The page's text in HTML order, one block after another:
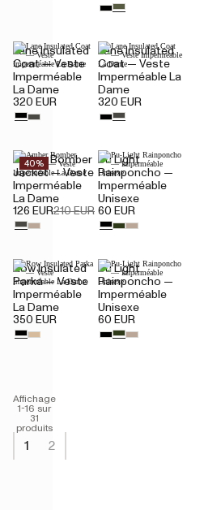
Lane Insulated
Coat — Veste
Imperméable
La Dame
320 EUR
Lane Insulated
Coat — Veste
Imperméable La
Dame
320 EUR
40%
Amber Bomber
Jacket — Veste
Imperméable
La Dame
126 EUR210 EUR
Pu Light
Rainponcho —
Imperméable
Unisexe
60 EUR
Row Insulated
Parka — Veste
Imperméable
La Dame
350 EUR
Pu Light
Rainponcho —
Imperméable
Unisexe
60 EUR
Affichage
1-16 sur
31
produits
1 2